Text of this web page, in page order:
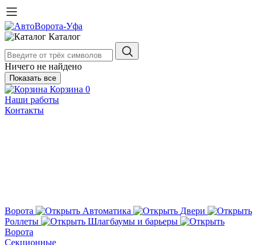
Каталог
Ничего не найдено
Показать все
Корзина 0
Наши работы
Контакты
Ворота Автоматика
Двери
Роллеты
Шлагбаумы и барьеры
Ворота
Секционные